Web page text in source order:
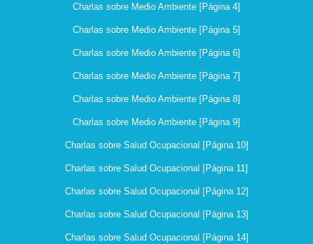
Charlas sobre Medio Ambiente [Página 4]
Charlas sobre Medio Ambiente [Página 5]
Charlas sobre Medio Ambiente [Página 6]
Charlas sobre Medio Ambiente [Página 7]
Charlas sobre Medio Ambiente [Página 8]
Charlas sobre Medio Ambiente [Página 9]
Charlas sobre Salud Ocupacional [Página 10]
Charlas sobre Salud Ocupacional [Página 11]
Charlas sobre Salud Ocupacional [Página 12]
Charlas sobre Salud Ocupacional [Página 13]
Charlas sobre Salud Ocupacional [Página 14]